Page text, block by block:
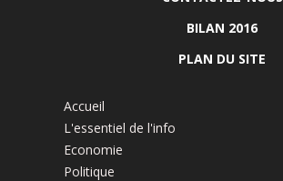
BILAN 2016
PLAN DU SITE
Accueil
L'essentiel de l'info
Economie
Politique